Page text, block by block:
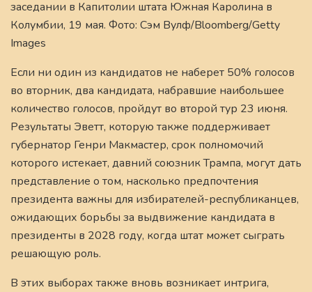
заседании в Капитолии штата Южная Каролина в
Колумбии, 19 мая. Фото: Сэм Вулф/Bloomberg/Getty
Images
Если ни один из кандидатов не наберет 50% голосов
во вторник, два кандидата, набравшие наибольшее
количество голосов, пройдут во второй тур 23 июня.
Результаты Эветт, которую также поддерживает
губернатор Генри Макмастер, срок полномочий
которого истекает, давний союзник Трампа, могут дать
представление о том, насколько предпочтения
президента важны для избирателей-республиканцев,
ожидающих борьбы за выдвижение кандидата в
президенты в 2028 году, когда штат может сыграть
решающую роль.
В этих выборах также вновь возникает интрига,